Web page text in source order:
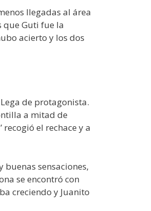
llegadas al área
que Guti fue la
acierto y los dos
de protagonista.
a mitad de
el rechace y a
sensaciones,
se encontró con
creciendo y Juanito